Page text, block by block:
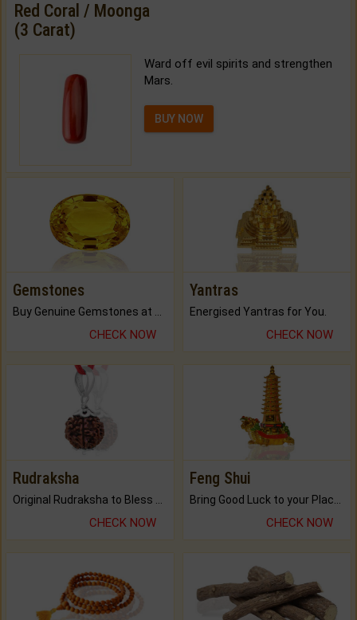
Red Coral / Moonga
(3 Carat)
Ward off evil spirits and strengthen
Mars.
BUY NOW
Gemstones
Buy Genuine Gemstones at Best Prices.
CHECK NOW
Yantras
Energised Yantras for You.
CHECK NOW
Rudraksha
CHECK NOW
Feng Shui
CHECK NOW